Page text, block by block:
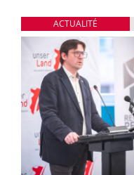
ACTUALITÉ